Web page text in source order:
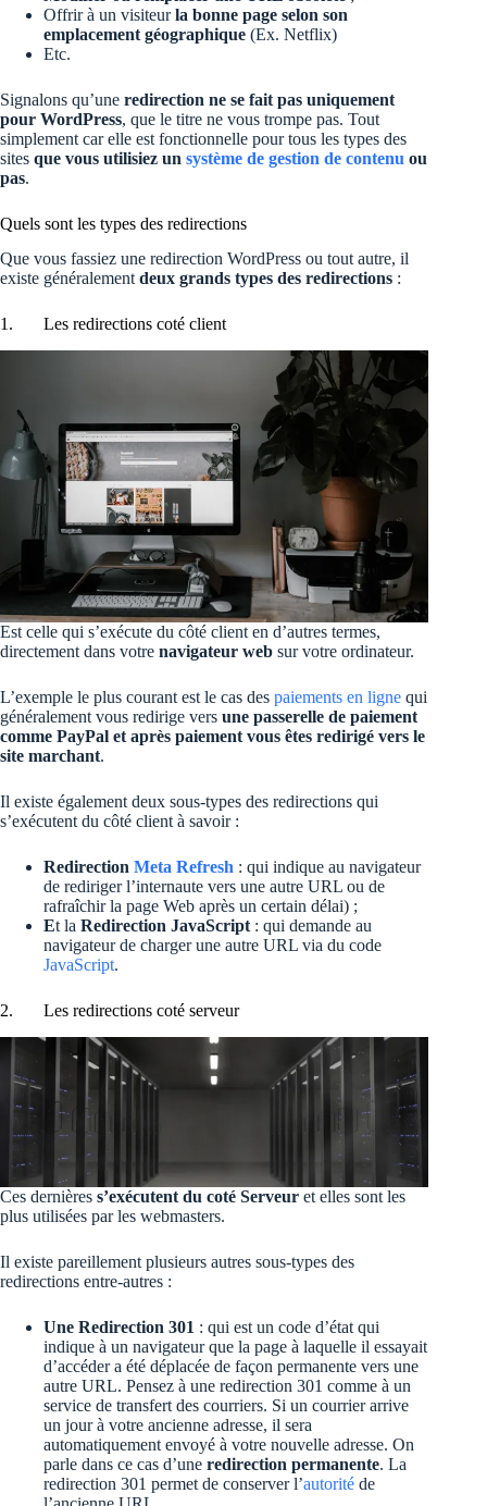
Offrir à un visiteurla bonne page selon son
emplacement géographique (Ex. Netflix)
Etc.
Signalons qu’une redirection ne se fait pas uniquement
pour WordPress, que le titre ne vous trompe pas. Tout
simplement car elle est fonctionnelle pour tous les types des
sites que vous utilisiez un système de gestion de contenu ou
pas.
Quels sont les types des redirections
Que vous fassiez une redirection WordPress ou tout autre, il
existe généralementdeux grands types des redirections :
1. Les redirections coté client
Est celle qui s’exécute du côté client en d’autres termes,
directement dans votre navigateur web sur votre ordinateur.
L’exemple le plus courant est le cas des paiements en ligne qui
généralement vous redirige vers une passerelle de paiement
comme PayPal et après paiement vous êtes redirigé vers le
site marchant.
Il existe également deux sous-types des redirections qui
s’exécutent du côté client à savoir :
Redirection Meta Refresh : qui indique au navigateur
de rediriger l’internaute vers une autre URL ou de
rafraîchir la page Web après un certain délai) ;
Et la Redirection JavaScript : qui demande au
navigateur de charger une autre URL via du code
JavaScript.
2. Les redirections coté serveur
Ces dernières s’exécutent du coté Serveur et elles sont les
plus utilisées par les webmasters.
Il existe pareillement plusieurs autres sous-types des
redirections entre-autres :
Une Redirection 301 : qui est un code d’état qui
indique à un navigateur que la page à laquelle il essayait
d’accéder a été déplacée de façon permanente vers une
autre URL. Pensez à une redirection 301 comme à un
service de transfert des courriers. Si un courrier arrive
un jour à votre ancienne adresse, il sera
automatiquement envoyé à votre nouvelle adresse. On
parle dans ce cas d’une redirection permanente. La
redirection 301 permet de conserver l’autorité de